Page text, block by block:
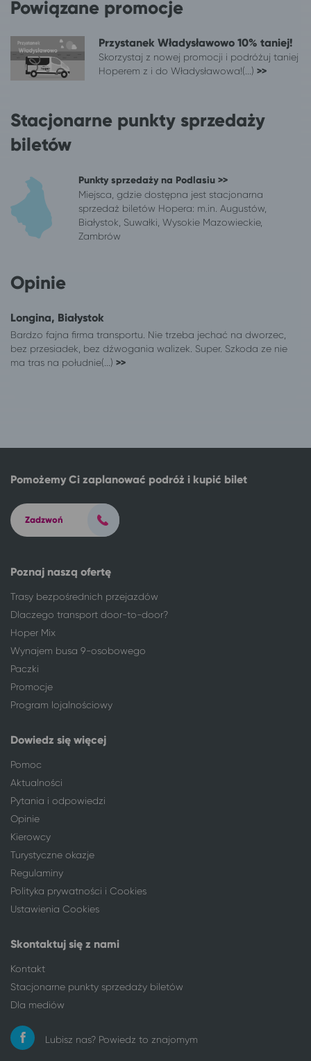
Białystok
Bydgoszcz
Białystok
wynajem busa
Białystok
Mrzeżyno
Białystok
Elbląg
Białystok
Koszalin
Białystok
Olsztyn
Płock
Białystok
Przasnysz
Białystok
Włocławek
Białystok
Zielona Góra
Białystok
Częstochowa
Jaworzno
Władysławowo
Kalisz
Władysławowo
Kielce
Władysławowo
Ostrów Wielkopolski
Władysławowo
Pabianice
Władysławowo
Płock
Władysławowo
Radom
Władysławowo
Toruń
Władysławowo
Warszawa
Władysławowo
Władysławowo
Augustów
Władysławowo
Władysławowo
Suwałki
Włocławek
Wrocław
Zduńska Wola
Powiązane promocje
Przystanek Władysławowo 10% taniej!
Skorzystaj z nowej promocji i podróżuj taniej
Hoperem z i do Władysławowa!(...) >>
Stacjonarne punkty sprzedaży
biletów
Punkty sprzedaży na Podlasiu >>
Miejsca, gdzie dostępna jest stacjonarna
sprzedaż biletów Hopera: m.in. Augustów,
Białystok, Suwałki, Wysokie Mazowieckie,
Zambrów
Opinie
Longina, Białystok
Bardzo fajna firma transportu. Nie trzeba jechać na dworzec,
bez przesiadek, bez dźwogania walizek. Super. Szkoda ze nie
ma tras na południe(...) >>
Poznaj naszą ofertę
Trasy bezpośrednich przejazdów
Dlaczego transport door-to-door?
Hoper Mix
Wynajem busa 9-osobowego
Paczki
Promocje
Program lojalnościowy
Dowiedz się więcej
Pomoc
Aktualności
Pytania i odpowiedzi
Opinie
Kierowcy
Turystyczne okazje
Regulaminy
Polityka prywatności i Cookies
Ustawienia Cookies
Skontaktuj się z nami
Kontakt
Stacjonarne punkty sprzedaży biletów
Dla mediów
Lubisz nas? Powiedz to znajomym
Pomożemy Ci zaplanować podróż i kupić bilet
Zadzwoń